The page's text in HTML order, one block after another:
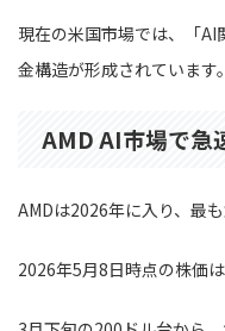
現在の米国市場では、「
金構造が形成されています。
AMD AI市場で急
AMDは2026年に入り、最
2026年5月8日時点の株価は